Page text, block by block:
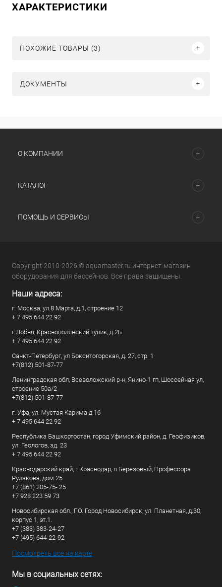
ХАРАКТЕРИСТИКИ
ПОХОЖИЕ ТОВАРЫ (3)
ДОКУМЕНТЫ
О КОМПАНИИ
КАТАЛОГ
ПОМОЩЬ И СЕРВИСЫ
Copyright 2010-2026 © aquamaster.ru интернет-магазин
оборудования для бассейнов. Все права защищены.
Наши адреса:
г. Москва, ул.8 Марта, д.1, строение 12
+ 7 495 644 22 92
г.Лобня, Краснополянский тупик, д.2Б
+ 7 495 644 22 92
Санкт-Петербург, ул Бокситогорская, д. 27, стр. 1
+7(812) 501-87-77
Ленинградская обл, Всеволожский р-н, Янино-1 гп, Шоссейная ул,
строение 50а/2
+7(812) 501-87-77
г. Уфа, ул. Мустая Карима д.16
+ 7 495 644 22 92
Республика Башкортостан, город Уфимский район, д. Геофизиков,
ул. Геологов, зд. 23
+ 7 495 644 22 92
Краснодарский край, г Краснодар, п Березовый, Профессора
Рудакова, дом 25
+7 (861) 205-75- 25
+7 928 223 59 73
Новосибирская обл., Г.О. Город Новосибирск, ул. Планетная, д.30,
корпус 1, эт.1.
+7 (383) 383-24-27
+7 (495) 644-22-92
Посмотреть все на карте
Мы в социальных сетях: